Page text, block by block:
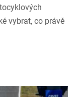
vybrat, co právě